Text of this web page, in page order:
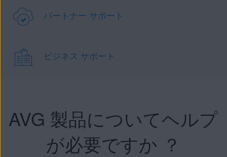
パートナー サポート
ビジネス サポート
AVG 製品についてヘルプ
が必要ですか ？